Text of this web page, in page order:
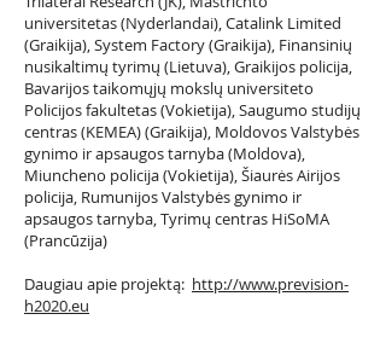
universitetas (Nyderlandai), Catalink Limited
(Graikija), System Factory (Graikija), Finansinių
nusikaltimų tyrimų (Lietuva), Graikijos policija,
Bavarijos taikomųjų mokslų universiteto
Policijos fakultetas (Vokietija), Saugumo studijų
centras (KEMEA) (Graikija), Moldovos Valstybės
gynimo ir apsaugos tarnyba (Moldova),
Miuncheno policija (Vokietija), Šiaurės Airijos
policija, Rumunijos Valstybės gynimo ir
apsaugos tarnyba, Tyrimų centras HiSoMA
(Prancūzija)
Daugiau apie projektą: http://www.prevision-
h2020.eu